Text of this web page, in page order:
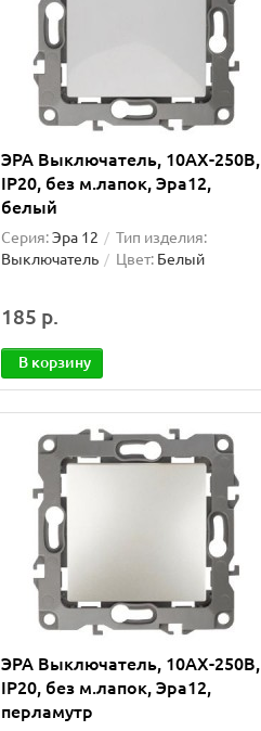
ЭРА Выключатель, 10АХ-250В,
IP20, без м.лапок, Эра12,
белый
Серия:Эра 12
Тип изделия:
Выключатель
Цвет: Белый
185 р.
В корзину
ЭРА Выключатель, 10АХ-250В,
IP20, без м.лапок, Эра12,
перламутр